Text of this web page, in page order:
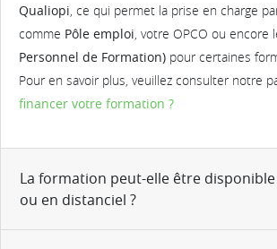
Qualiopi, ce qui permet la prise en charge
comme Pôle emploi, votre OPCO ou encore
Personnel de Formation) pour certaines
Pour en savoir plus, veuillez consulter notre
financer votre formation ?
La formation peut-elle être
ou en distanciel ?